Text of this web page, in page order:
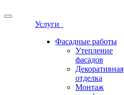
Услуги
Фасадные работы
Утепление
фасадов
Декоративная
отделка
Монтаж